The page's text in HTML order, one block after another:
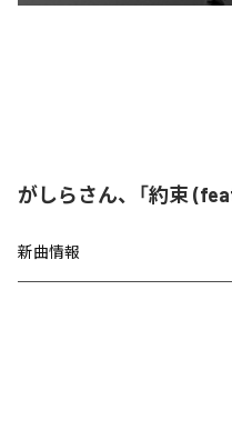
がしらさん、「約束
新曲情報